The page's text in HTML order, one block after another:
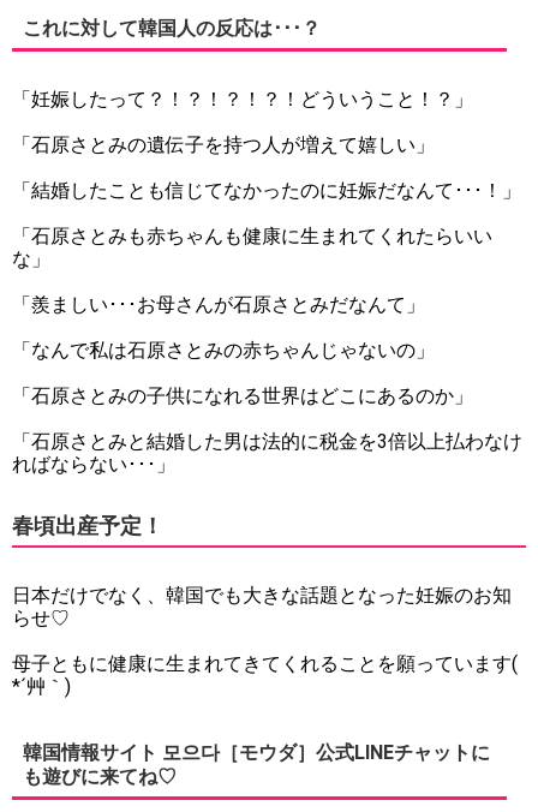
これに対して韓国人の反応は･･･？
「妊娠したって？！？！？！？！どういうこと！？」
「石原さとみの遺伝子を持つ人が増えて嬉しい」
「結婚したことも信じてなかったのに妊娠だなんて･･･！」
「石原さとみも赤ちゃんも健康に生まれてくれたらいい
な」
「羨ましい･･･お母さんが石原さとみだなんて」
「なんで私は石原さとみの赤ちゃんじゃないの」
「石原さとみの子供になれる世界はどこにあるのか」
「石原さとみと結婚した男は法的に税金を3倍以上払わなけ
ればならない･･･」
春頃出産予定！
日本だけでなく、韓国でも大きな話題となった妊娠のお知
らせ♡
母子ともに健康に生まれてきてくれることを願っています(
*´艸｀)
韓国情報サイト 모으다［モウダ］公式LINEチャットに
も遊びに来てね♡